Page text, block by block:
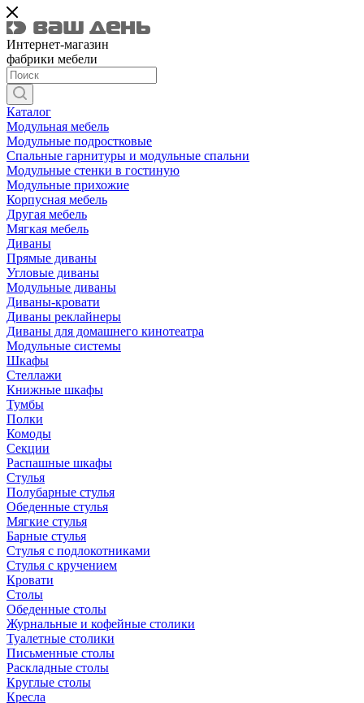
Интернет-магазин
фабрики мебели
Каталог
Модульная мебель
Модульные подростковые
Спальные гарнитуры и модульные спальни
Модульные стенки в гостиную
Модульные прихожие
Корпусная мебель
Другая мебель
Мягкая мебель
Диваны
Прямые диваны
Угловые диваны
Модульные диваны
Диваны-кровати
Диваны реклайнеры
Диваны для домашнего кинотеатра
Модульные системы
Шкафы
Стеллажи
Книжные шкафы
Тумбы
Полки
Комоды
Секции
Распашные шкафы
Стулья
Полубарные стулья
Обеденные стулья
Мягкие стулья
Барные стулья
Стулья с подлокотниками
Стулья с кручением
Кровати
Столы
Обеденные столы
Журнальные и кофейные столики
Туалетные столики
Письменные столы
Раскладные столы
Круглые столы
Кресла